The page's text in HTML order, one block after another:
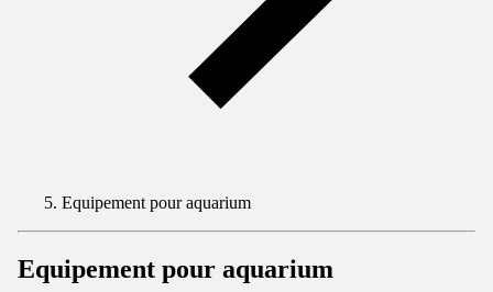
Equipement pour aquarium
Equipement pour aquarium